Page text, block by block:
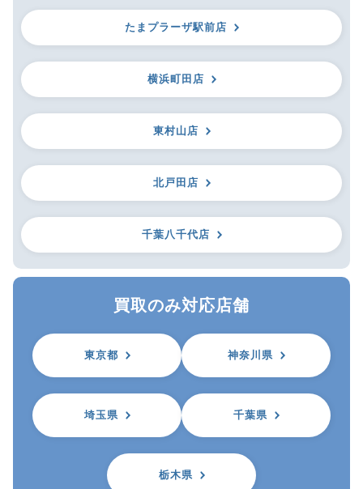
たまプラーザ駅前店
横浜町田店
東村山店
北戸田店
千葉八千代店
買取のみ対応店舗
東京都 神奈川県
埼玉県 千葉県
栃木県